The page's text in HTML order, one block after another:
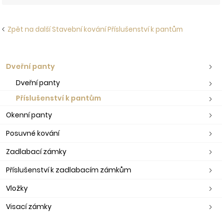
Zpět na další Stavební kování Příslušenství k pantům
Dveřní panty
Dveřní panty
Příslušenství k pantům
Okenní panty
Posuvné kování
Zadlabací zámky
Příslušenství k zadlabacím zámkům
Vložky
Visací zámky